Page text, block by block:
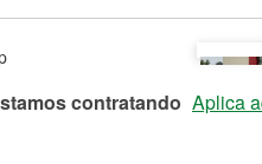
contratando Aplica